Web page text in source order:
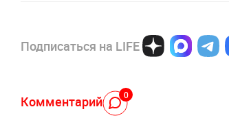
Подписаться на LIFE
Комментарий 0